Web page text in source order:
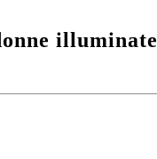
illuminate